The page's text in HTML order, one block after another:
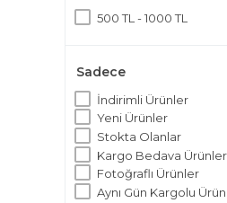
500 TL - 1000 TL
Sadece
İndirimli Ürünler
Yeni Ürünler
Stokta Olanlar
Kargo Bedava Ürünler
Fotoğraflı Ürünler
Aynı Gün Kargolu